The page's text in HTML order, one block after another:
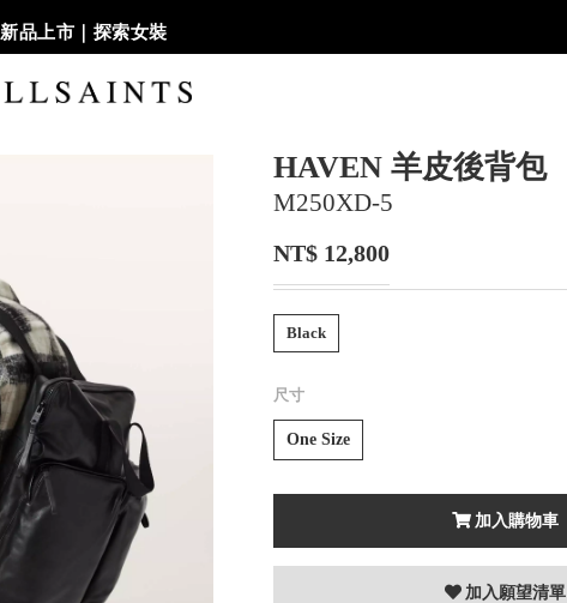
新品上市｜探索女裝
HAVEN 羊皮後背包
M250XD-5
NT$ 12,800
Black
尺寸
One Size
加入購物車
加入願望清單